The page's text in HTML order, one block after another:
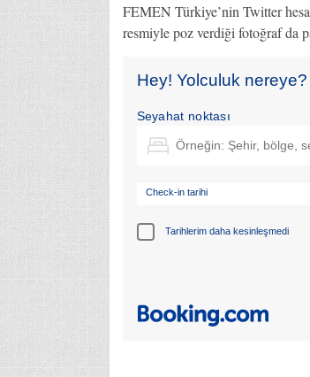
FEMEN Türkiye’nin Twitter
resmiyle poz verdiği fotoğraf da
Hey! Yolculuk nereye?
Seyahat noktası
Check-in tarihi
Tarihlerim daha kesinleşmedi